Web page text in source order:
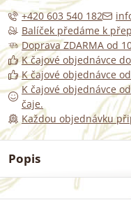
+420 603 540 182
Balíček předáme k
Doprava ZDARMA od
K čajové objednávce
K čajové objednávce
K čajové objednávce
čaje.
Každou objednávku
Popis